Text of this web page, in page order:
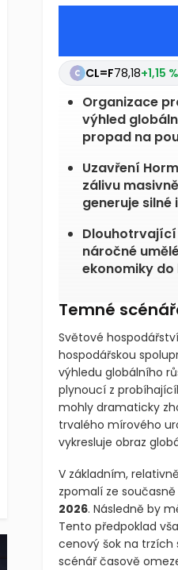
CL=F78,18+1,15 %
Organizace
výhled
propad na
Uzavření
zálivu
generuje
náročné
ekonomiky do
Temné
Světové
hospodářskou
výhledu globálního
plynoucí z
mohly dramaticky
trvalého mírového
vykresluje obraz
V základním,
zpomalí ze
2026. Následně by
Tento předpoklad
cenový šok na trzích
scénář časově